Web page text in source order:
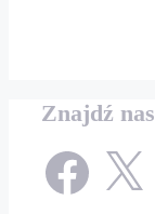
Znajdź nas
FacebookX